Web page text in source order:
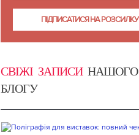
СВІЖІ ЗАПИСИНАШОГО
БЛОГУ